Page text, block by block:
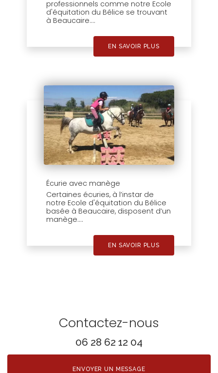
professionnels comme notre Ecole
d'équitation du Bélice se trouvant
à Beaucaire....
EN SAVOIR PLUS
Écurie avec manège
Certaines écuries, à l’instar de
notre Ecole d'équitation du Bélice
basée à Beaucaire, disposent d’un
manège....
EN SAVOIR PLUS
Contactez-nous
06 28 62 12 04
ENVOYER UN MESSAGE